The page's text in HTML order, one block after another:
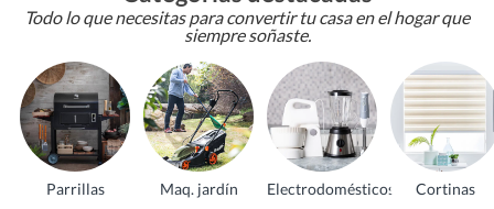
Todo lo que necesitas para convertir tu casa en el hogar que
siempre soñaste.
Parrillas Maq. jardín Electrodomésticos Cortinas